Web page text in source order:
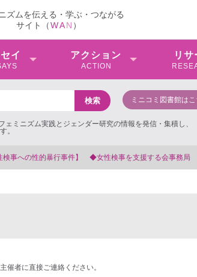
ズムを伝える・学ぶ・つながる
サイト（WAN ）
イ アクション
ACTION
リサ
ミニコミ図書館はこ
ミニズム実践とジェンダー研究の情報を発信・集積し、
。
件】 ◆女性検事を支援する会事務局
催者に直接ご連絡ください。